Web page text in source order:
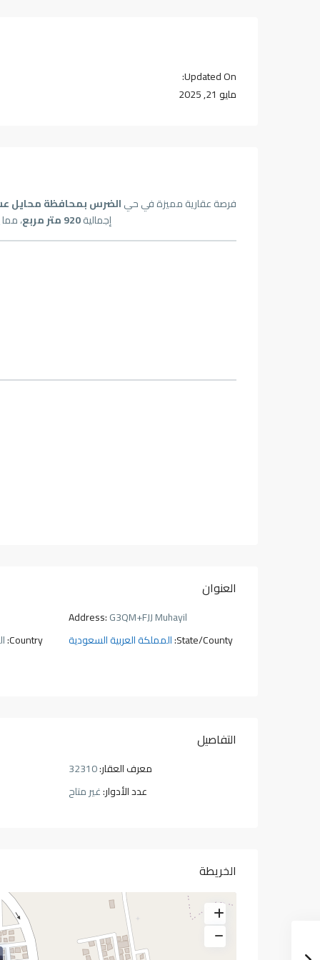
Updated On:
مايو 21, 2025
فرصة عقارية مميزة في حيالضرس بمحافظة محايل
إجمالية920 متر مربع ،
العنوان
Address:G3QM+FJJ Muhayil
State/County: المملكة العربية السعودية Country:
التفاصيل
معرف العقار:32310
عدد الأدوار:غير متاح
الخريطة